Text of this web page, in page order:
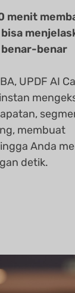
menit
benar-benar
UPDF AI
membuat
Anda
detik.